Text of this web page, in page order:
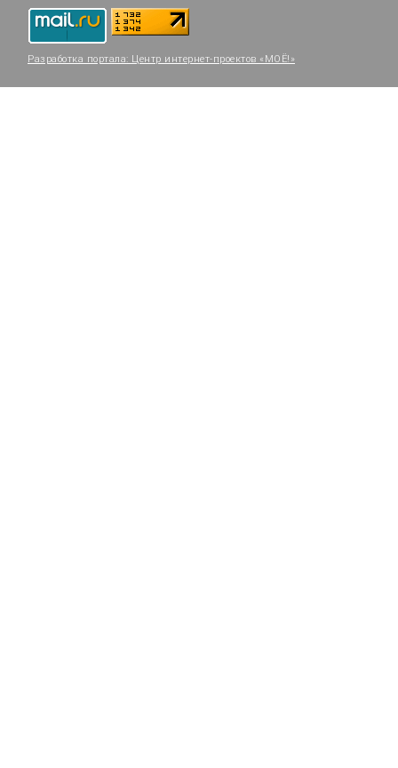
Разработка портала: Центр интернет-проектов «МОЁ!»